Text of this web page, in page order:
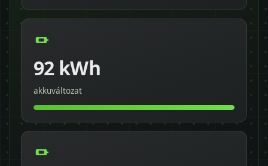
92 kWh
akkuváltozat